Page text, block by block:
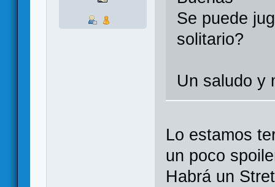
Se puede
solitario?
Un saludo y
Lo estamos
un poco
Habrá un